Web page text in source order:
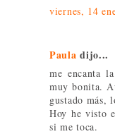
viernes, 14
Paula dijo...
me encanta
muy bonita.
gustado más,
Hoy he visto
si me toca.